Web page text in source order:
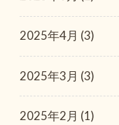
2025年4月 (3)
2025年3月 (3)
2025年2月 (1)